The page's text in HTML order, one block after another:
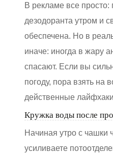
В рекламе все просто:
дезодоранта утром и
обеспечена. Но в
иначе: иногда в жару
спасают. Если вы
погоду, пора взять на
действенные
Кружка воды после
Начиная утро с чашки
усиливаете